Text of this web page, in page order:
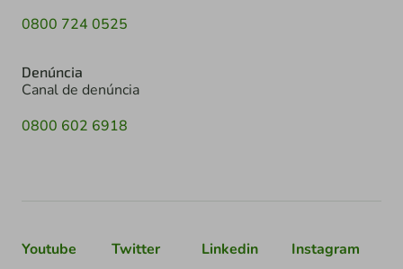
0800 724 0525
Denúncia
Canal de denúncia
0800 602 6918
Youtube Twitter Linkedin Instagram